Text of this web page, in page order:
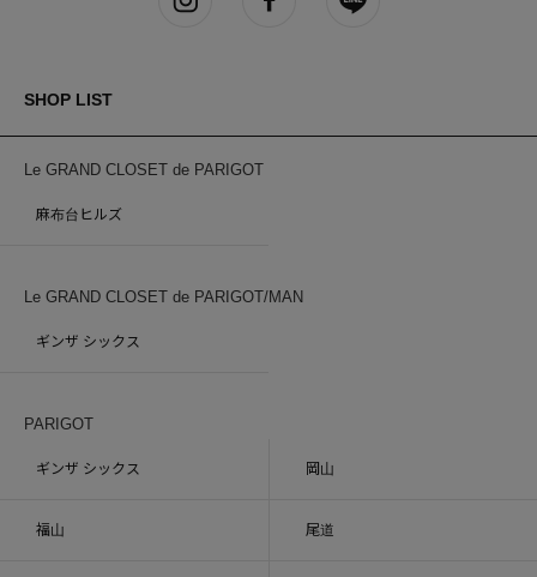
SHOP LIST
Le GRAND CLOSET de PARIGOT
麻布台ヒルズ
Le GRAND CLOSET de PARIGOT/MAN
ギンザ シックス
PARIGOT
ギンザ シックス 岡山
福山 尾道